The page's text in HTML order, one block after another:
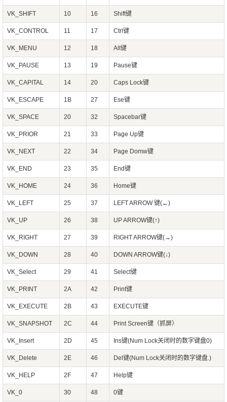
VK_SHIFT 10 16 Shift键
VK_CONTROL 11 17 Ctrl键
VK_MENU 12 18 Alt键
VK_PAUSE 13 19 Pause键
VK_CAPITAL 14 20 Caps Lock键
VK_ESCAPE 1B 27 Ese键
VK_SPACE 20 32 Spacebar键
VK_PRIOR 21 33 Page Up键
VK_NEXT 22 34 Page Domw键
VK_END 23 35 End键
VK_HOME 24 36 Home键
VK_LEFT 25 37 LEFT ARROW 键(←)
VK_UP 26 38 UP ARROW键(↑)
VK_RIGHT 27 39 RIGHT ARROW键(→)
VK_DOWN 28 40 DOWN ARROW键(↓)
VK_Select 29 41 Select键
VK_PRINT 2A 42 Print键
VK_EXECUTE 2B 43 EXECUTE键
VK_SNAPSHOT 2C 44 Print Screen键（抓屏）
VK_Insert 2D 45 Ins键(Num Lock关闭时的数字键盘0)
VK_Delete 2E 46 Del键(Num Lock关闭时的数字键盘.)
VK_HELP 2F 47 Help键
VK_0 30 48 0键